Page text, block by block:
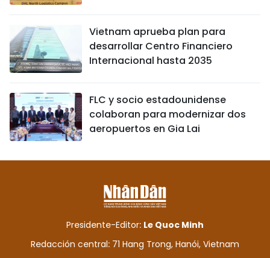
Vietnam aprueba plan para
desarrollar Centro Financiero
Internacional hasta 2035
FLC y socio estadounidense
colaboran para modernizar dos
aeropuertos en Gia Lai
Presidente-Editor: Le Quoc Minh
Redacción central: 71 Hang Trong, Hanói, Vietnam